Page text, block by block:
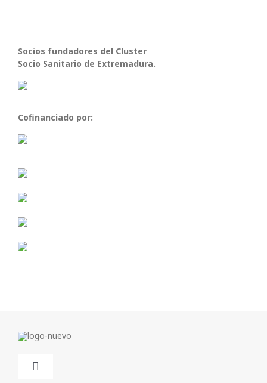
Socios fundadores del Cluster
Socio Sanitario de Extremadura.
Cofinanciado por:
Toggle